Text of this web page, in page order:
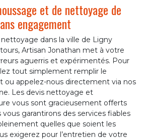
et de nettoyage de
engagement
dans la ville de Ligny
Artisan Jonathan met à votre
aguerris et expérimentés. Pour
tout simplement remplir le
ou appelez-nous directement via nos
Les devis nettoyage et
vous sont gracieusement offerts
vous garantirons des services fiables
quelles que soient les
exigerez pour l’entretien de votre